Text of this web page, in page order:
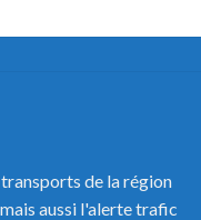
de la région
aussi l'alerte trafic